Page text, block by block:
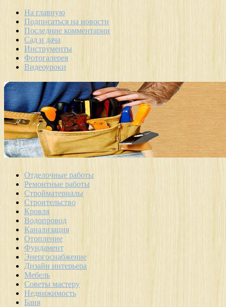
На главную
Подписаться на новости
Последние комментарии
Сад и дача
Инструменты
Фотогалерея
Видеоуроки
Отделочные работы
Ремонтные работы
Стройматериалы
Строительство
Кровля
Водопровод
Канализация
Отопление
Фундамент
Энергоснабжение
Дизайн интерьера
Мебель
Советы мастеру
Недвижимость
Баня